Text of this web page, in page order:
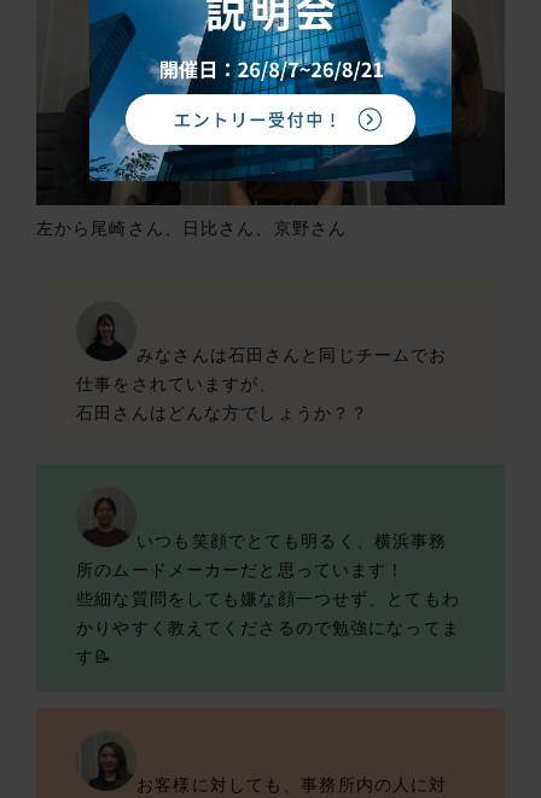
左から尾崎さん、日比さん、京野さん
みなさんは石田さんと同じチームでお
仕事をされていますが、
石田さんはどんな方でしょうか？？
いつも笑顔でとても明るく、横浜事務
所のムードメーカーだと思っています！
些細な質問をしても嫌な顔一つせず、とてもわ
かりやすく教えてくださるので勉強になってま
す📝
お客様に対しても、事務所内の人に対